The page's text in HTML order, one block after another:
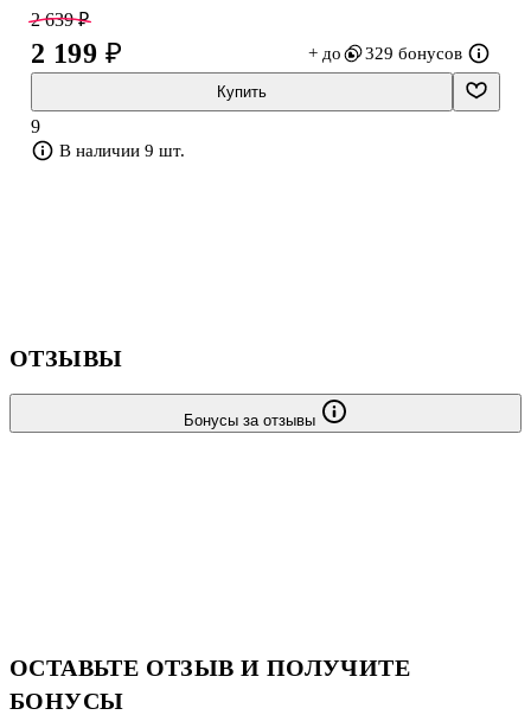
материальной и духовной культуры русского народа; о русской
языковой картине мира; о закономерностях и основных
тенденциях развития русского языка. Особое внимание
уделяется вопросам формирования речевой культуры учащихся
в современной языковой ситуации,
2 639 ₽
2 199 ₽ + до 329 бонусов
Купить
9
В наличии 9 шт.
ОТЗЫВЫ
Бонусы за отзывы
ОСТАВЬТЕ ОТЗЫВ И ПОЛУЧИТЕ
БОНУСЫ